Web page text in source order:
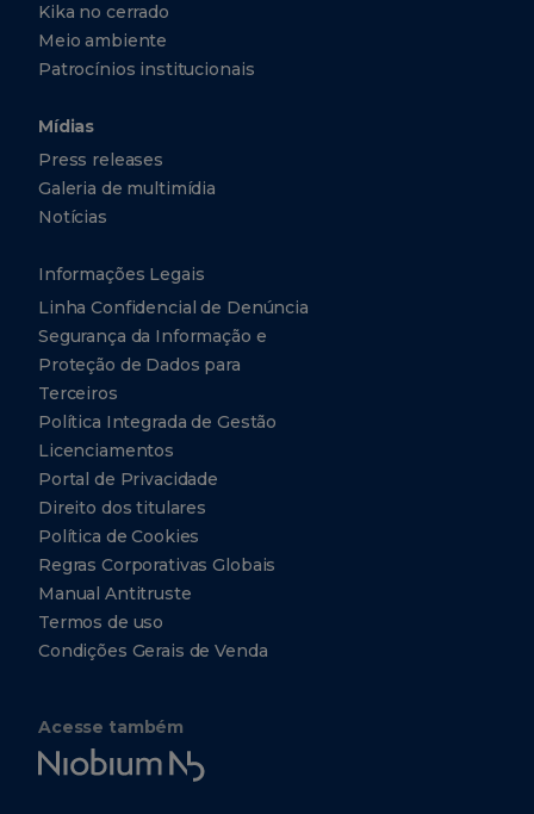
Kika no cerrado
Meio ambiente
Patrocínios institucionais
Mídias
Press releases
Galeria de multimídia
Notícias
Informações Legais
Linha Confidencial de Denúncia
Segurança da Informação e
Proteção de Dados para
Terceiros
Política Integrada de Gestão
Licenciamentos
Portal de Privacidade
Direito dos titulares
Política de Cookies
Regras Corporativas Globais
Manual Antitruste
Termos de uso
Condições Gerais de Venda
Acesse também
Niobium
Tech